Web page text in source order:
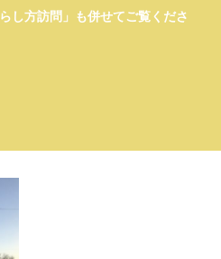
し方訪問」も併せてご覧くださ